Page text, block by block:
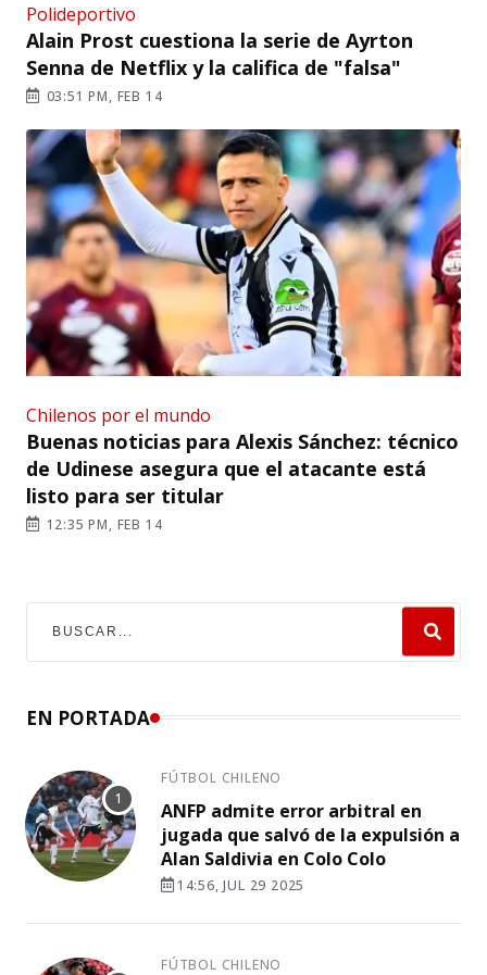
Polideportivo
Alain Prost cuestiona la serie de Ayrton
Senna de Netflix y la califica de "falsa"
03:51 PM, FEB 14
Chilenos por el mundo
Buenas noticias para Alexis Sánchez: técnico
de Udinese asegura que el atacante está
listo para ser titular
12:35 PM, FEB 14
EN PORTADA
FÚTBOL CHILENO
ANFP admite error arbitral en
jugada que salvó de la expulsión a
Alan Saldivia en Colo Colo
14:56, JUL 29 2025
FÚTBOL CHILENO